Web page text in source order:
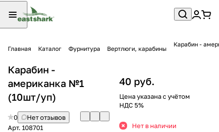
Главная Каталог Фурнитура Вертлюги, карабины
Карабин -
Карабин -
американка №1
(10шт/уп)
0
Нет отзывов
Арт. 108701
40 руб.
Цена указана с учётом
НДС 5%
Нет в наличии